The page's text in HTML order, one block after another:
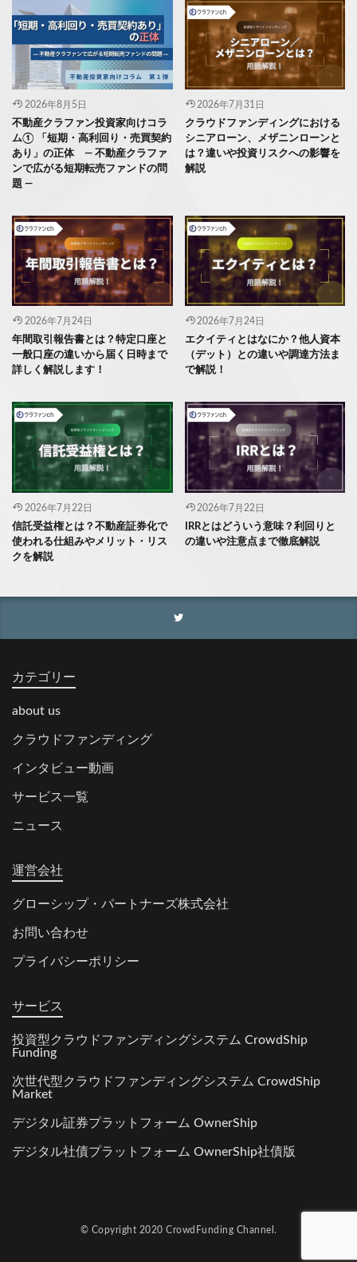
2026年8月5日
不動産クラファン投資家向けコラ
ム① 「短期・高利回り・売買契約
あり」の正体 ― 不動産クラファ
ンで広がる短期転売ファンドの問
題 ―
2026年7月31日
クラウドファンディングにおける
シニアローン、メザニンローンと
は？違いや投資リスクへの影響を
解説
2026年7月24日
年間取引報告書とは？特定口座と
一般口座の違いから届く日時まで
詳しく解説します！
2026年7月24日
エクイティとはなにか？他人資本
（デット）との違いや調達方法ま
で解説！
2026年7月22日
信託受益権とは？不動産証券化で
使われる仕組みやメリット・リス
クを解説
2026年7月22日
IRRとはどういう意味？利回りと
の違いや注意点まで徹底解説
カテゴリー
about us
クラウドファンディング
インタビュー動画
サービス一覧
ニュース
運営会社
グローシップ・パートナーズ株式会社
お問い合わせ
プライバシーポリシー
サービス
投資型クラウドファンディングシステム CrowdShip
Funding
次世代型クラウドファンディングシステム CrowdShip
Market
デジタル証券プラットフォーム OwnerShip
デジタル社債プラットフォーム OwnerShip社債版
© Copyright 2020 CrowdFunding Channel.